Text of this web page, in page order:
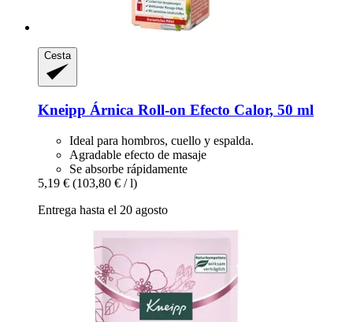
Cesta
Kneipp Árnica Roll-​on Efecto Calor, 50 ml
Ideal para hombros, cuello y espalda.
Agradable efecto de masaje
Se absorbe rápidamente
5,19 € (103,80 € / l)
Entrega hasta el 20 agosto